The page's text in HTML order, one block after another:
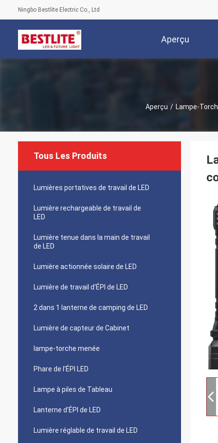
Ningbo Bestlite Electric Co., Ltd
Aperçu
Aperçu / Lampe-
Tous Les Produits
Lumières portatives de travail de LED
Lumière rechargeable de travail de
LED
Lumière tenue dans la main de travail
de LED
Lumière actionnée solaire de LED
Lumière de travail d'ÉPI de LED
2 dans 1 lanterne de camping de LED
Lumière de capteur de Cabinet
lampe-torche menée
Phare de l'ÉPI LED
Lampe à piles de Tableau
Lanterne d'ÉPI de LED
Lumière réglable de travail de LED